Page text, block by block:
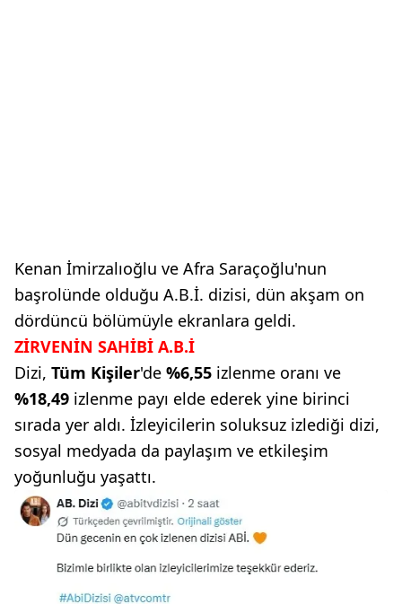
Kenan İmirzalıoğlu ve Afra Saraçoğlu'nun
başrolünde olduğu A.B.İ. dizisi, dün akşam on
dördüncü bölümüyle ekranlara geldi.
ZİRVENİN SAHİBİ A.B.İ
Dizi, Tüm Kişiler'de %6,55 izlenme oranı ve
%18,49 izlenme payı elde ederek yine birinci
sırada yer aldı. İzleyicilerin soluksuz izlediği dizi,
sosyal medyada da paylaşım ve etkileşim
yoğunluğu yaşattı.